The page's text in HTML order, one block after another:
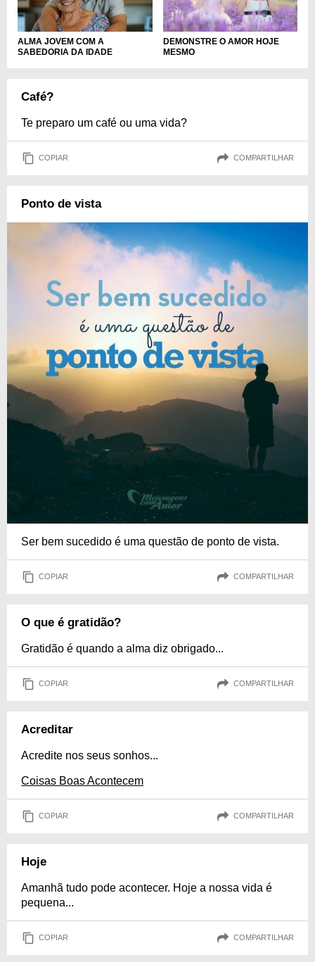
ALMA JOVEM COM A
SABEDORIA DA IDADE
DEMONSTRE O AMOR HOJE
MESMO
Café?
Te preparo um café ou uma vida?
COPIAR COMPARTILHAR
Ponto de vista
Ser bem sucedido é uma questão de ponto de vista.
COPIAR COMPARTILHAR
O que é gratidão?
Gratidão é quando a alma diz obrigado...
COPIAR COMPARTILHAR
Acreditar
Acredite nos seus sonhos...
Coisas Boas Acontecem
COPIAR COMPARTILHAR
Hoje
Amanhã tudo pode acontecer. Hoje a nossa vida é
pequena...
COPIAR COMPARTILHAR